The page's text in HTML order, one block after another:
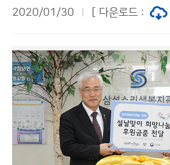
2020/01/30
[ 다운로드 :